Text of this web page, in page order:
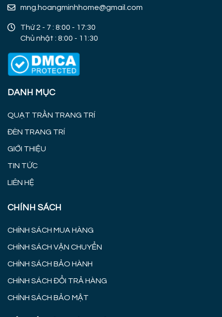
mng.hoangminhhome@gmail.com
Thứ 2 - 7 : 8:00 - 17:30
Chủ nhật : 8:00 - 11:30
DANH MỤC
QUẠT TRẦN TRANG TRÍ
ĐÈN TRANG TRÍ
GIỚI THIỆU
TIN TỨC
LIÊN HỆ
CHÍNH SÁCH
CHÍNH SÁCH MUA HÀNG
CHÍNH SÁCH VẬN CHUYỂN
CHÍNH SÁCH BẢO HÀNH
CHÍNH SÁCH ĐỔI TRẢ HÀNG
CHÍNH SÁCH BẢO MẬT